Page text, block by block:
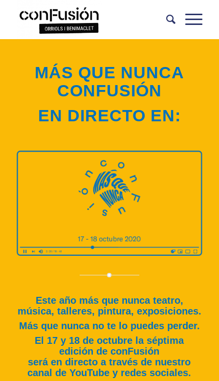
MÁS QUE NUNCA
CONFUSIÓN
EN DIRECTO EN:
Este año más que nunca teatro,
música, talleres, pintura, exposiciones.
Más que nunca no te lo puedes perder.
El 17 y 18 de octubre la séptima
edición de conFusión
será en directo a través de nuestro
canal de YouTube y redes sociales.